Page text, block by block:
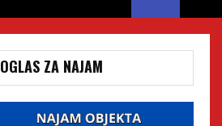
OGLAS ZA NAJAM